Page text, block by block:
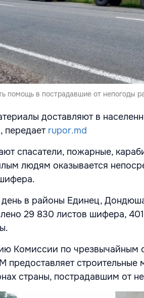
помощь в пострадавшие от непогоды
доставляют в
передает rupor.md
спасатели, пожарные,
людям оказывается
в районы Единец,
29 830 листов шифера,
Комиссии по чрезвычайным
предоставляет
страны, пострадавшим от